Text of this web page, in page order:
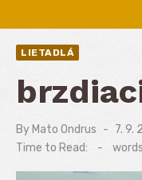
LIETADLÁ
By Mato Ondrus
on
7. 9.
Time to Read:
- words